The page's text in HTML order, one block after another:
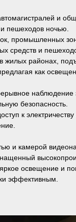
и
пешеходов ночью.
промышленных
средств и
районах,
как
безопасность.
к
и камерой
освещение и
эффективным.